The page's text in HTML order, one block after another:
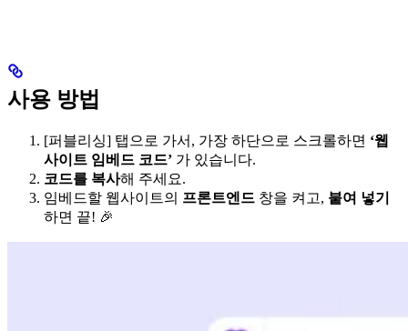
사용 방법
[퍼블리싱] 탭으로 가서, 가장 하단으로 스크롤하면 ‘웹
사이트 임베드 코드’ 가 있습니다.
코드를 복사해 주세요.
임베드할 웹사이트의 프론트엔드 창을 켜고, 붙여 넣기
하면 끝! 🎉